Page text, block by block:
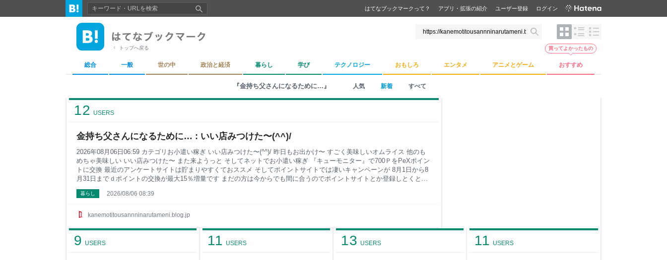
はてなブックマークって？ アプリ・拡張の紹介 ユーザー登録 ログイン
トップへ戻る
総合 一般 世の中 政治と経済 暮らし 学び テクノロジー おもしろ エンタメ アニメとゲーム おすすめ
買ってよかったもの
『金持ち父さんになるために…』 人気 新着 すべて
金持ち父さんになるために… : いい店みつけた〜(^^)/
12 USERS
kanemotitousannninarutameni.blog.jp
2026年08月06日06:59 カテゴリお小遣い稼ぎ いい店みつけた〜(^^)/ 昨日もお出かけ〜 すごく美味しいオムライス 他のも
めちゃ美味しい いい店みつけた〜 また来ようっと そしてネットでお小遣い稼ぎ 『キューモニター』で700ＰをPeXポイン
トに交換 最近のアンケートサイトは貯まりやすくておススメ そしてポイントサイトでは凄いキャンペーンが 8月1日から8
月31日までｄポイントの交換が最大15％増量です まだの方は今からでも間に合うのでポイントサイトとか登録しとくとい
いよ〜 ポイントサイトで小遣いを稼ぎたい方はサイドバーにお勧めサイト載せてるので興味ある方は見てみてね 1位はや
っぱり『ポイントタウン』 2位は有名な『ハピタス』 3位には急浮上の『ちょびリッチ』が凄いんです 4位は一日３分程度
暮らし 2026/08/06 08:39
9 USERS 11 USERS 13 USERS 11 USERS